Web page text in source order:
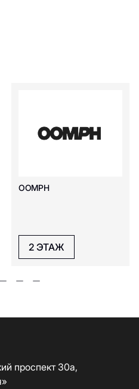
OOMPH
2 ЭТАЖ
проспект 30а,